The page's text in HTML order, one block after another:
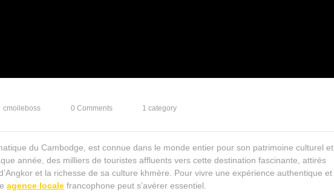
cmoileboss 0 Comments 1 category
du Cambodge, est connue dans le monde entier pour son patrimoine culturel et
année, des milliers de touristes affluents vers cette destination fascinante, attirés
et la richesse de sa culture khmère. Pour vivre une expérience authentique et
agence locale francophone peut s’avérer essentiel.